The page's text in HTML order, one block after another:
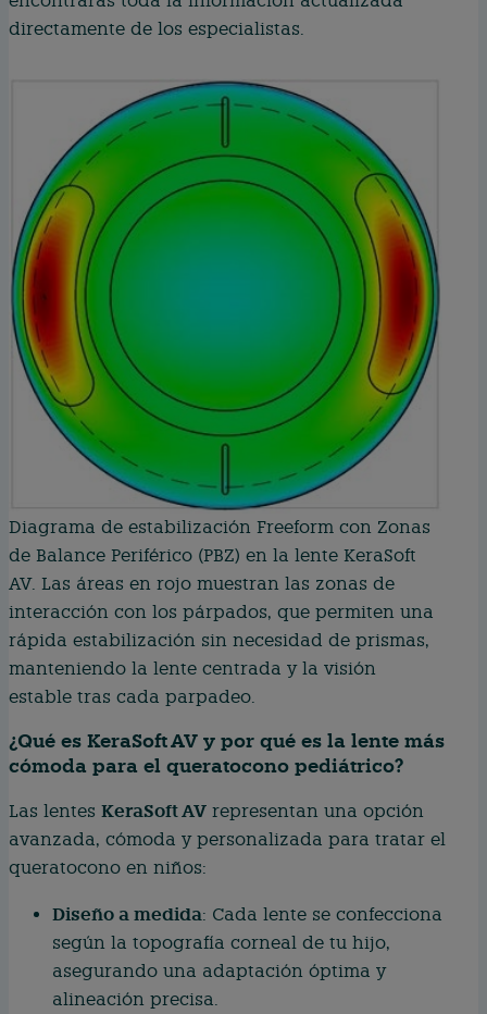
directamente de los especialistas.
Diagrama de estabilización Freeform con Zonas
de Balance Periférico (PBZ) en la lente KeraSoft
AV. Las áreas en rojo muestran las zonas de
interacción con los párpados, que permiten una
rápida estabilización sin necesidad de prismas,
manteniendo la lente centrada y la visión
estable tras cada parpadeo.
¿Qué es KeraSoft AV y por qué es la lente más
cómoda para el queratocono pediátrico?
Las lentes KeraSoft AV representan una opción
avanzada, cómoda y personalizada para tratar el
queratocono en niños:
Diseño a medida: Cada lente se confecciona
según la topografía corneal de tu hijo,
asegurando una adaptación óptima y
alineación precisa.